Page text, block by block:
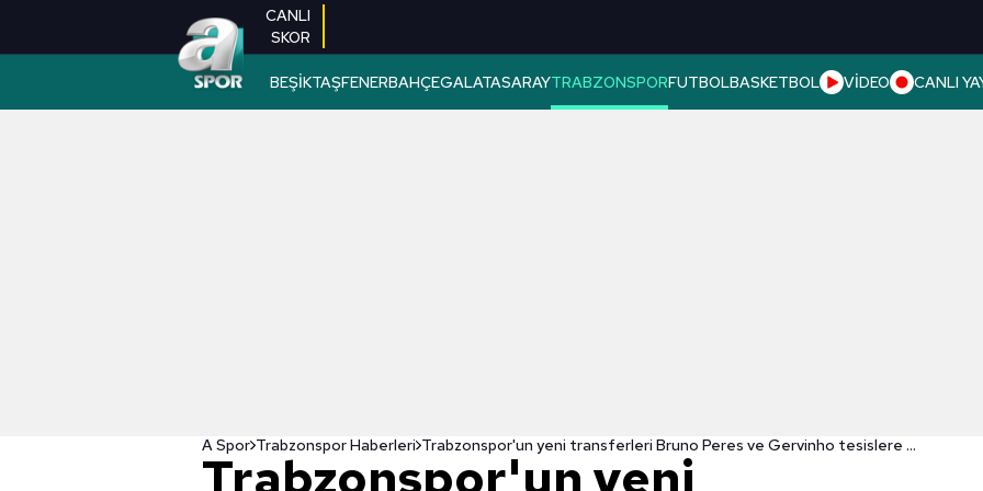
CANLI
SKOR
BEŞİKTAŞFENERBAHÇEGALATASARAYTRABZONSPORFUTBOLBASKETBOL VİDEO CANLI
A Spor Trabzonspor Haberleri Trabzonspor'un yeni transferleri Bruno Peres ve Gervinho tesislere hayran kaldı
Trabzonspor'un yeni